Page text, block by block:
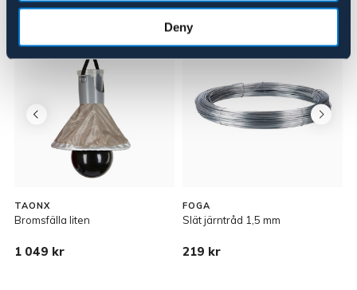
Deny
TAONX
Bromsfälla liten
1 049 kr
FOGA
Slät järntråd 1,5 mm
219 kr